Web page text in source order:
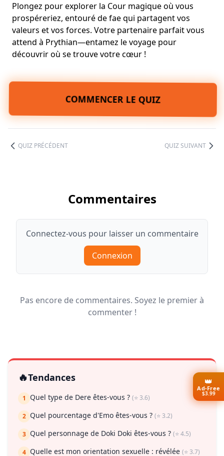
Plongez pour explorer la Cour magique où vous
prospéreriez, entouré de fae qui partagent vos
valeurs et vos forces. Votre partenaire parfait vous
attend à Prythian—entamez le voyage pour
découvrir où se trouve votre cœur !
COMMENCER LE QUIZ
QUIZ PRÉCÉDENT QUIZ SUIVANT
Commentaires
Connectez-vous pour laisser un commentaire
Connexion
Pas encore de commentaires. Soyez le premier à
commenter !
🔥Tendances
1 Quel type de Dere êtes-vous ? (⭐ 3.6)
2 Quel pourcentage d'Emo êtes-vous ? (⭐ 3.2)
3 Quel personnage de Doki Doki êtes-vous ? (⭐ 4.5)
4 Quelle est mon orientation sexuelle : révélée (⭐ 3.7)
👑
Ad-Free
$3.99